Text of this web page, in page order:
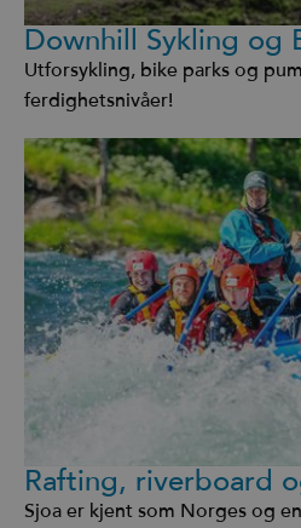
Downhill Sykling og
Utforsykling, bike parks og
ferdighetsnivåer!
Rafting, riverboard
Sjoa er kjent som Norges og